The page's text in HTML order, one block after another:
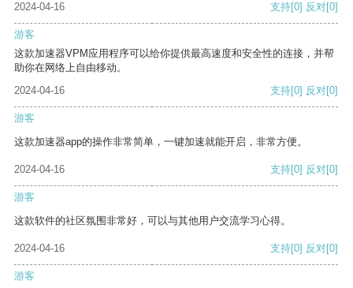
2024-04-16 支持[0] 反对[0]
游客
这款加速器VPM应用程序可以给你提供最高速度和安全性的连接，并帮
助你在网络上自由移动。
2024-04-16
支持[0] 反对[0]
游客
这款加速器app的操作非常简单，一键加速就能开启，非常方便。
2024-04-16 支持[0] 反对[0]
游客
这款软件的社区氛围非常好，可以与其他用户交流学习心得。
2024-04-16 支持[0] 反对[0]
游客